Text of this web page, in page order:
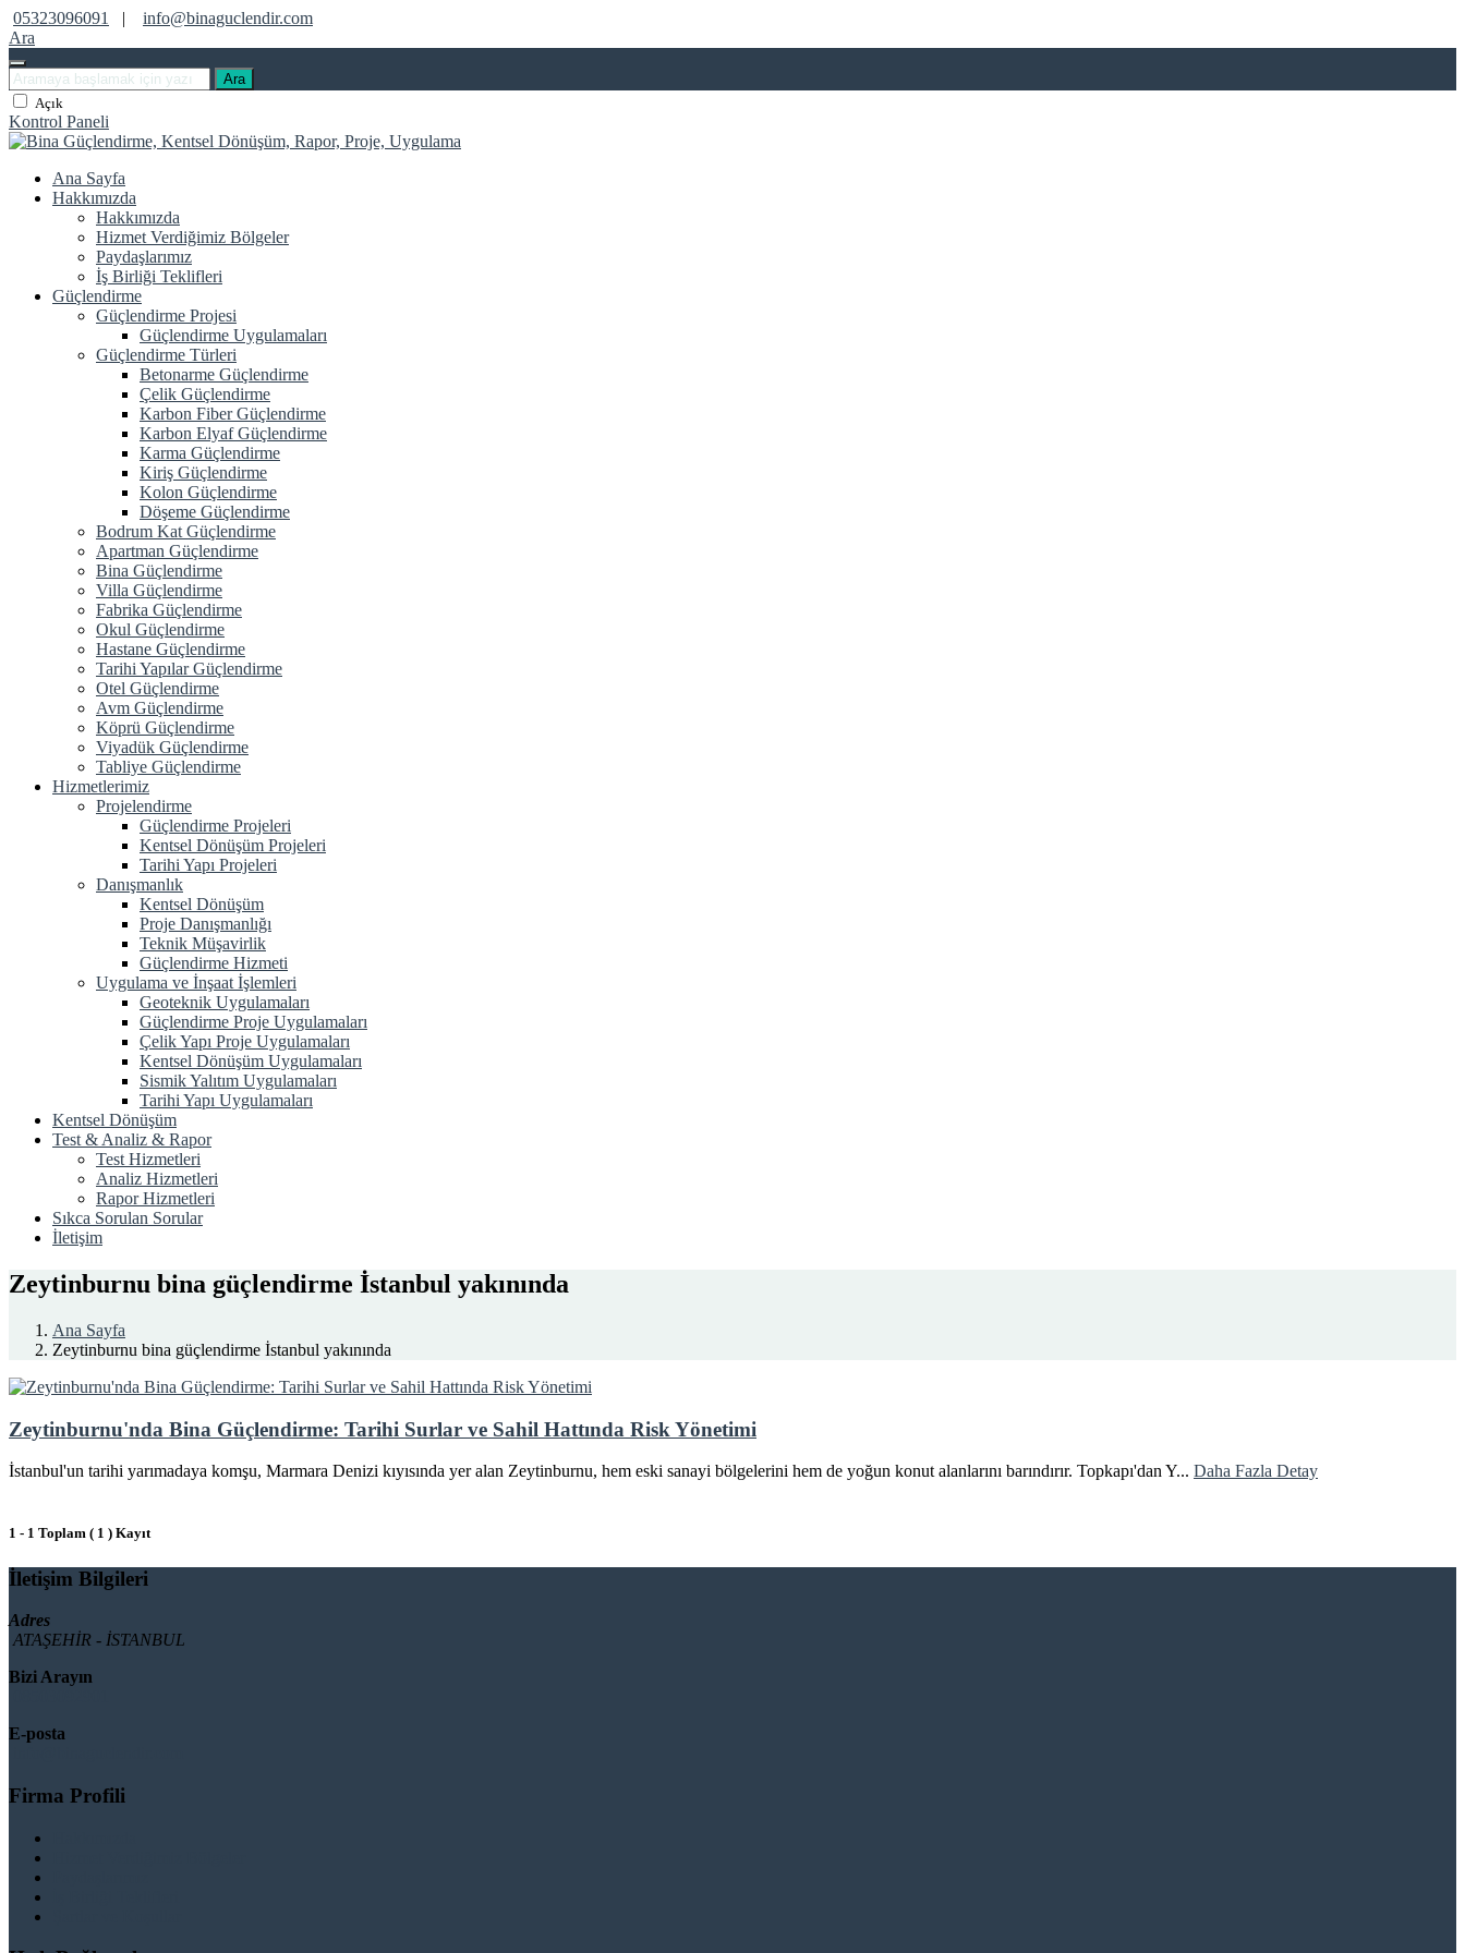
05323096091 |
info@binaguclendir.com
Ara
Ara
Açık
Kontrol Paneli
Ana Sayfa
Hakkımızda
Hakkımızda
Hizmet Verdiğimiz Bölgeler
Paydaşlarımız
İş Birliği Teklifleri
Güçlendirme
Güçlendirme Projesi
Güçlendirme Uygulamaları
Güçlendirme Türleri
Betonarme Güçlendirme
Çelik Güçlendirme
Karbon Fiber Güçlendirme
Karbon Elyaf Güçlendirme
Karma Güçlendirme
Kiriş Güçlendirme
Kolon Güçlendirme
Döşeme Güçlendirme
Bodrum Kat Güçlendirme
Apartman Güçlendirme
Bina Güçlendirme
Villa Güçlendirme
Fabrika Güçlendirme
Okul Güçlendirme
Hastane Güçlendirme
Tarihi Yapılar Güçlendirme
Otel Güçlendirme
Avm Güçlendirme
Köprü Güçlendirme
Viyadük Güçlendirme
Tabliye Güçlendirme
Hizmetlerimiz
Projelendirme
Güçlendirme Projeleri
Kentsel Dönüşüm Projeleri
Tarihi Yapı Projeleri
Danışmanlık
Kentsel Dönüşüm
Proje Danışmanlığı
Teknik Müşavirlik
Güçlendirme Hizmeti
Uygulama ve İnşaat İşlemleri
Geoteknik Uygulamaları
Güçlendirme Proje Uygulamaları
Çelik Yapı Proje Uygulamaları
Kentsel Dönüşüm Uygulamaları
Sismik Yalıtım Uygulamaları
Tarihi Yapı Uygulamaları
Kentsel Dönüşüm
Test & Analiz & Rapor
Test Hizmetleri
Analiz Hizmetleri
Rapor Hizmetleri
Sıkca Sorulan Sorular
İletişim
Zeytinburnu bina güçlendirme İstanbul yakınında
Ana Sayfa
Zeytinburnu bina güçlendirme İstanbul yakınında
Zeytinburnu'nda Bina Güçlendirme: Tarihi Surlar ve Sahil Hattında Risk Yönetimi
İstanbul'un tarihi yarımadaya komşu, Marmara Denizi kıyısında yer alan Zeytinburnu, hem eski sanayi bölgelerini hem de yoğun konut alanlarını barındırır. Topkapı'dan Y... Daha Fazla Detay
1 - 1 Toplam ( 1 ) Kayıt
İletişim Bilgileri
Adres
ATAŞEHİR - İSTANBUL
Bizi Arayın
E-posta
Firma Profili